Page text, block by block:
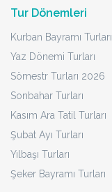
Tur Dönemleri
Kurban Bayramı Turları
Yaz Dönemi Turları
Sömestr Turları 2026
Sonbahar Turları
Kasım Ara Tatil Turları
Şubat Ayı Turları
Yılbaşı Turları
Şeker Bayramı Turları